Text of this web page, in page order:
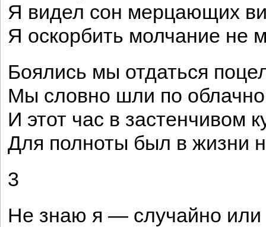
Я видел сон мерцающих
Я оскорбить молчание не
Боялись мы отдаться
Мы словно шли по
И этот час в застенчивом
Для полноты был в жизни
3
Не знаю я — случайно или